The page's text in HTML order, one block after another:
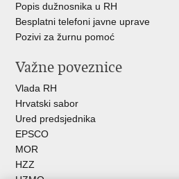
Popis dužnosnika u RH
Besplatni telefoni javne uprave
Pozivi za žurnu pomoć
Važne poveznice
Vlada RH
Hrvatski sabor
Ured predsjednika
EPSCO
MOR
HZZ